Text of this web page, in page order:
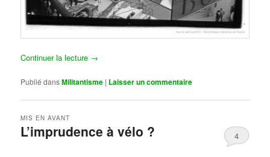
Continuer la lecture →
Publié dansMilitantisme | Laisser un commentaire
L’imprudence à vélo ?
MIS EN AVANT
4